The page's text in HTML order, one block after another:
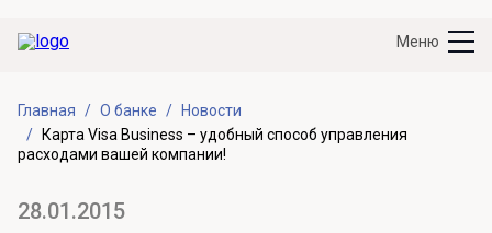
Меню
Главная О банке
Новости
Карта Visa Business – удобный способ управления
расходами вашей компании!
28.01.2015